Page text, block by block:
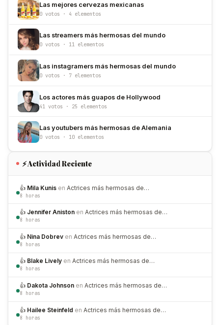
Las mejores cervezas mexicanas
0 votos · 4 elementos
Las streamers más hermosas del mundo
0 votos · 11 elementos
Las instagramers más hermosas del mundo
0 votos · 7 elementos
Los actores más guapos de Hollywood
41 votos · 25 elementos
Las youtubers más hermosas de Alemania
0 votos · 10 elementos
⚡ Actividad Reciente
👍 Mila Kunis en Actrices más hermosas de…
8 horas
👍 Jennifer Aniston en Actrices más hermosas de…
8 horas
👍 Nina Dobrev en Actrices más hermosas de…
8 horas
👍 Blake Lively en Actrices más hermosas de…
8 horas
👍 Dakota Johnson en Actrices más hermosas de…
8 horas
👍 Hailee Steinfeld en Actrices más hermosas de…
8 horas